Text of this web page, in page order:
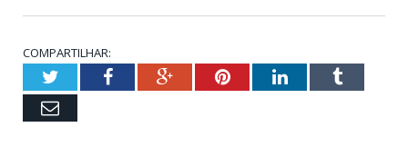
COMPARTILHAR:
TwitterFacebookGoogle+PinterestLinkedInTumblr
Email